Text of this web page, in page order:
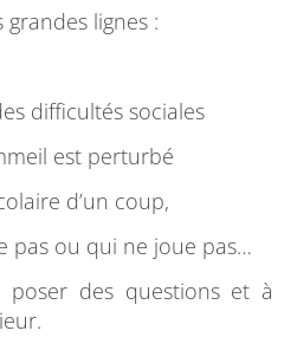
lignes :
difficultés sociales
est perturbé
d’un coup,
pas ou qui ne joue pas…
poser des questions et à